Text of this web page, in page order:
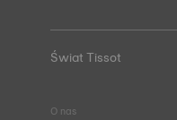
Świat Tissot
O nas